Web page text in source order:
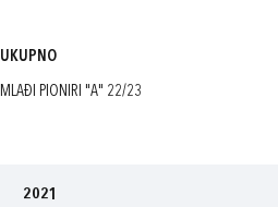
UKUPNO
MLAĐI PIONIRI "A" 22/23
2021